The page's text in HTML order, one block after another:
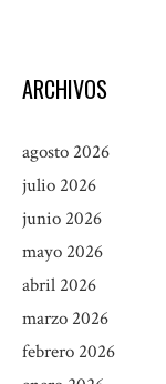
ARCHIVOS
agosto 2026
julio 2026
junio 2026
mayo 2026
abril 2026
marzo 2026
febrero 2026